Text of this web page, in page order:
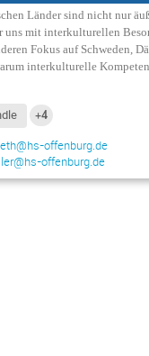
Länder sind nicht nur
uns mit interkulturellen
Fokus auf Schweden,
interkulturelle
+4
offenburg.de
offenburg.de